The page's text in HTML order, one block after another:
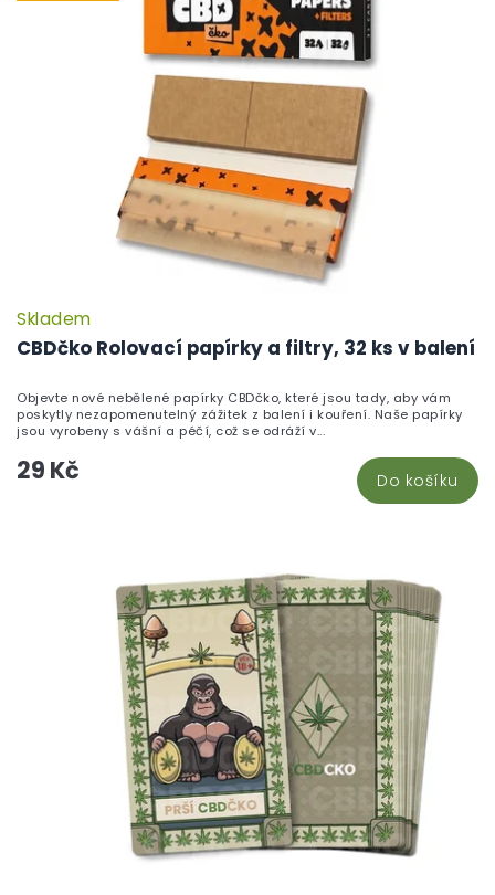
CBDčko Rolovací papírky a filtry, 32 ks v balení
Skladem
29 Kč Do košíku
Objevte nové nebělené papírky CBDčko, které jsou tady, aby vám
poskytly nezapomenutelný zážitek z balení i kouření. Naše papírky
jsou vyrobeny s vášní a péčí, což se odráží v...